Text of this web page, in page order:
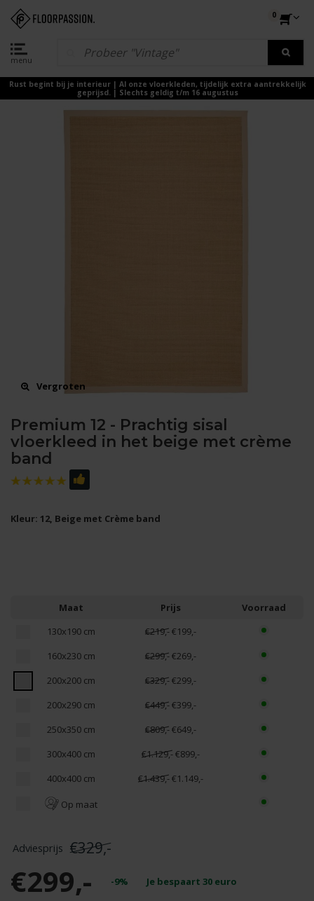
menu
0
Rust begint bij je interieur | Al onze vloerkleden, tijdelijk extra aantrekkelijk
geprijsd. | Slechts geldig t/m 16 augustus
Vergroten
Premium 12 - Prachtig sisal
vloerkleed in het beige met crème
band
Kleur: 12, Beige met Crème band
Maat Prijs
Voorraad
130x190 cm
€219,-€199,-
160x230 cm
€299,-€269,-
200x200 cm
€329,-€299,-
200x290 cm
€449,-€399,-
250x350 cm
€809,-€649,-
300x400 cm
€1.129,-€899,-
400x400 cm
€1.439,-€1.149,-
Op maat
€329,-
€299,- -9% Je bespaart 30 euro